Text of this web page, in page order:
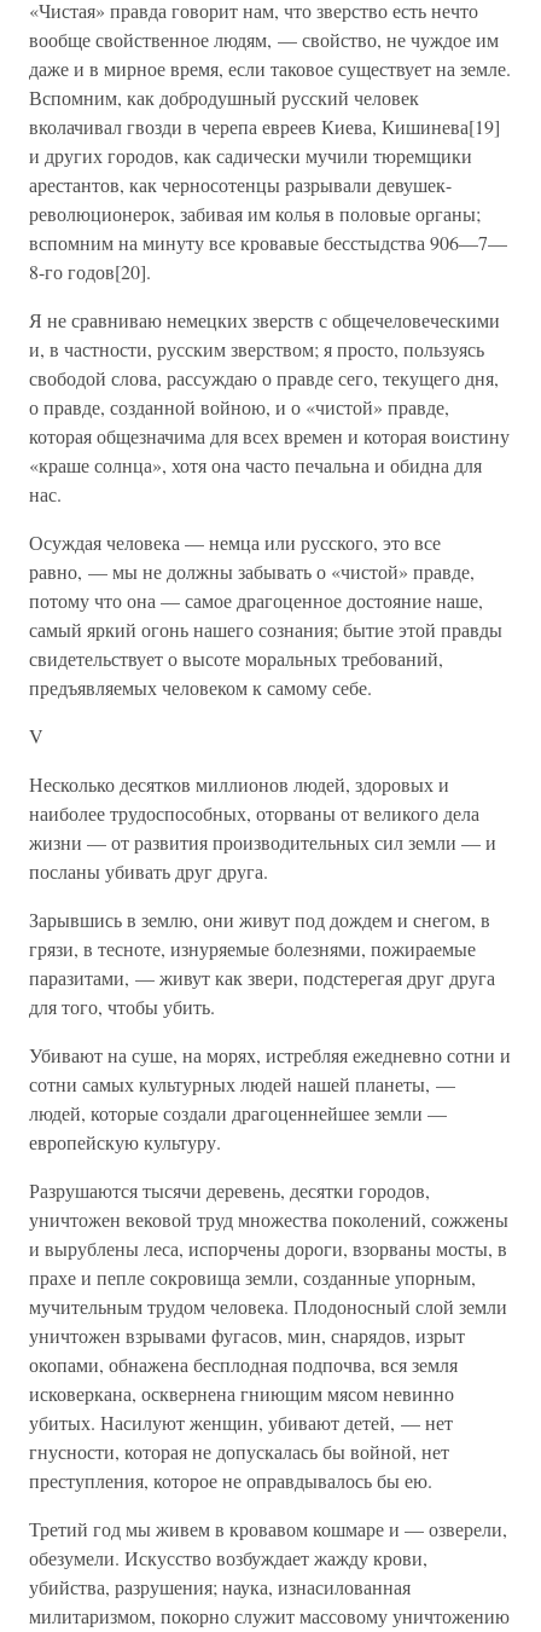
«Чистая» правда говорит нам, что зверство есть нечто
вообще свойственное людям, — свойство, не чуждое им
даже и в мирное время, если таковое существует на земле.
Вспомним, как добродушный русский человек
вколачивал гвозди в черепа евреев Киева, Кишинева[19]
и других городов, как садически мучили тюремщики
арестантов, как черносотенцы разрывали девушек-
революционерок, забивая им колья в половые органы;
вспомним на минуту все кровавые бесстыдства 906—7—
8-го годов[20].
Я не сравниваю немецких зверств с общечеловеческими
и, в частности, русским зверством; я просто, пользуясь
свободой слова, рассуждаю о правде сего, текущего дня,
о правде, созданной войною, и о «чистой» правде,
которая общезначима для всех времен и которая воистину
«краше солнца», хотя она часто печальна и обидна для
нас.
Осуждая человека — немца или русского, это все
равно, — мы не должны забывать о «чистой» правде,
потому что она — самое драгоценное достояние наше,
самый яркий огонь нашего сознания; бытие этой правды
свидетельствует о высоте моральных требований,
предъявляемых человеком к самому себе.
V
Несколько десятков миллионов людей, здоровых и
наиболее трудоспособных, оторваны от великого дела
жизни — от развития производительных сил земли — и
посланы убивать друг друга.
Зарывшись в землю, они живут под дождем и снегом, в
грязи, в тесноте, изнуряемые болезнями, пожираемые
паразитами, — живут как звери, подстерегая друг друга
для того, чтобы убить.
Убивают на суше, на морях, истребляя ежедневно сотни и
сотни самых культурных людей нашей планеты, —
людей, которые создали драгоценнейшее земли —
европейскую культуру.
Разрушаются тысячи деревень, десятки городов,
уничтожен вековой труд множества поколений, сожжены
и вырублены леса, испорчены дороги, взорваны мосты, в
прахе и пепле сокровища земли, созданные упорным,
мучительным трудом человека. Плодоносный слой земли
уничтожен взрывами фугасов, мин, снарядов, изрыт
окопами, обнажена бесплодная подпочва, вся земля
исковеркана, осквернена гниющим мясом невинно
убитых. Насилуют женщин, убивают детей, — нет
гнусности, которая не допускалась бы войной, нет
преступления, которое не оправдывалось бы ею.
Третий год мы живем в кровавом кошмаре и — озверели,
обезумели. Искусство возбуждает жажду крови,
убийства, разрушения; наука, изнасилованная
милитаризмом, покорно служит массовому уничтожению